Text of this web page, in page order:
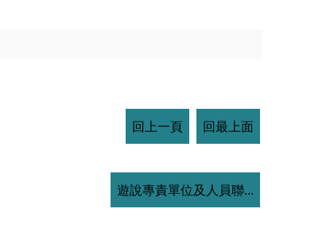
回上一頁 回最上面
遊說專責單位及人員聯...